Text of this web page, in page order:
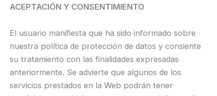
ACEPTACIÓN Y CONSENTIMIENTO
El usuario manifiesta que ha sido informado sobre
nuestra política de protección de datos y consiente
su tratamiento con las finalidades expresadas
anteriormente. Se advierte que algunos de los
servicios prestados en la Web podrán tener